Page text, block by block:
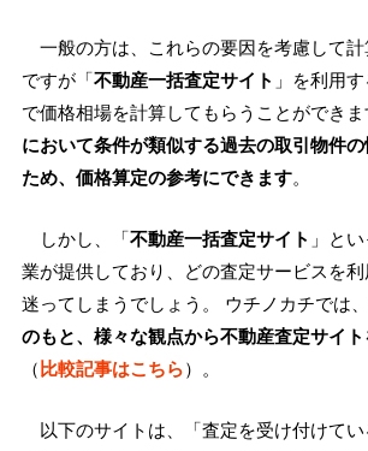
一般の方は、これらの要因を考慮して
ですが「不動産一括査定サイト 」を利用
で価格相場を計算してもらうことができま
において条件が類似する過去の取引物件
ため、価格算定の参考にできます。
しかし、「不動産一括査定サイト 」と
業が提供しており、どの査定サービスを
迷ってしまうでしょう。 ウチノカチでは、
のもと、様々な観点から不動産査定サイ
（比較記事はこちら）。
以下のサイトは、「査定を受け付けてい